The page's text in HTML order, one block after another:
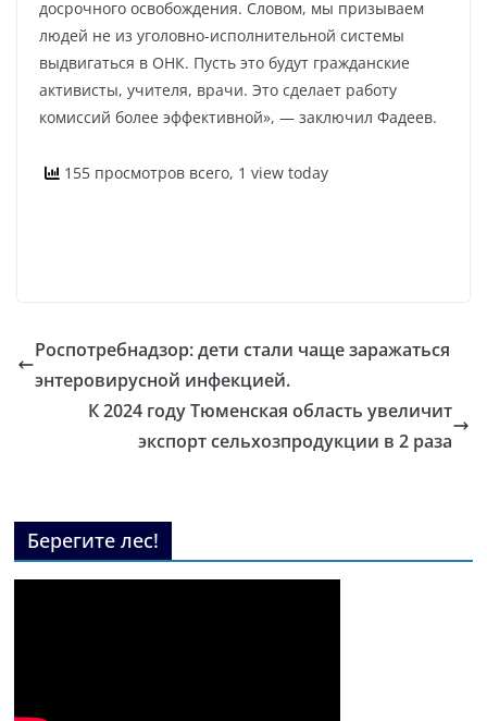
досрочного освобождения. Словом, мы призываем
людей не из уголовно-исполнительной системы
выдвигаться в ОНК. Пусть это будут гражданские
активисты, учителя, врачи. Это сделает работу
комиссий более эффективной», — заключил Фадеев.
155 просмотров всего, 1 view today
Роспотребнадзор: дети стали чаще заражаться
энтеровирусной инфекцией.
К 2024 году Тюменская область увеличит
экспорт сельхозпродукции в 2 раза
Берегите лес!